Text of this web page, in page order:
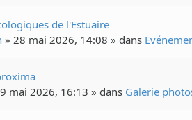
de l'Estuaire
» 28 mai 2026, 14:08 » dans
mai 2026, 16:13 » dans Galerie